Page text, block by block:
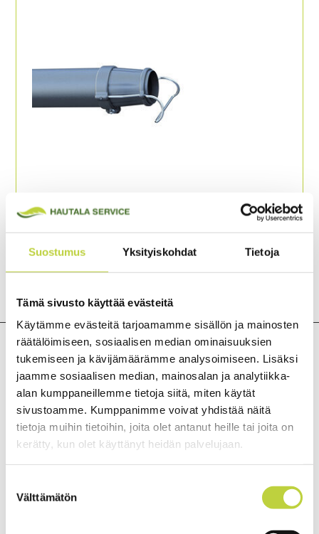
Suostumus Yksityiskohdat Tietoja
Tämä sivusto käyttää evästeitä
Käytämme evästeitä tarjoamamme sisällön ja mainosten
räätälöimiseen, sosiaalisen median ominaisuuksien
tukemiseen ja kävijämäärämme analysoimiseen. Lisäksi
jaamme sosiaalisen median, mainosalan ja analytiikka-
alan kumppaneillemme tietoja siitä, miten käytät
sivustoamme. Kumppanimme voivat yhdistää näitä
tietoja muihin tietoihin, joita olet antanut heille tai joita on
kerätty, kun olet käyttänyt heidän palvelujaan.
valinta
Välttämätön